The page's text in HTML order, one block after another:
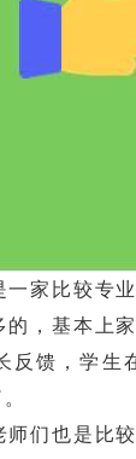
比较专业
，基本上
反馈，学生
也是比较